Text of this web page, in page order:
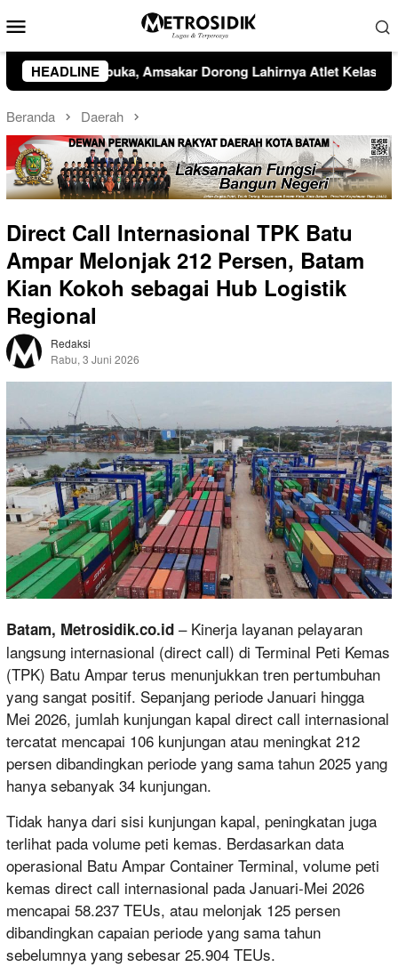
ke
kontenMobile
HEADLINE
Lahirnya Atlet Kelas Dunia Bupati Kepulauan
Beranda Daerah
Direct Call Internasional TPK Batu
Ampar Melonjak 212 Persen, Batam
Kian Kokoh sebagai Hub Logistik
Regional
Redaksi
Rabu, 3 Juni 2026
Batam, Metrosidik.co.id – Kinerja layanan pelayaran
langsung internasional (direct call) di Terminal Peti Kemas
(TPK) Batu Ampar terus menunjukkan tren pertumbuhan
yang sangat positif. Sepanjang periode Januari hingga
Mei 2026, jumlah kunjungan kapal direct call internasional
tercatat mencapai 106 kunjungan atau meningkat 212
persen dibandingkan periode yang sama tahun 2025 yang
hanya sebanyak 34 kunjungan.
Tidak hanya dari sisi kunjungan kapal, peningkatan juga
terlihat pada volume peti kemas. Berdasarkan data
operasional Batu Ampar Container Terminal, volume peti
kemas direct call internasional pada Januari-Mei 2026
mencapai 58.237 TEUs, atau melonjak 125 persen
dibandingkan capaian periode yang sama tahun
sebelumnya yang sebesar 25.904 TEUs.